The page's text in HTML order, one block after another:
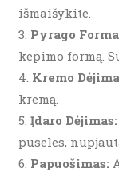
išmaišykite.
Pyrago
kepimo formą.
Kremo
kremą.
Įdaro Dėjimas:
puseles,
Papuošimas: